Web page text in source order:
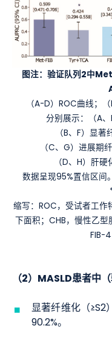
图注：验证队列2中
（A-D）ROC曲线；
分别展示：（A、
（B、F）显
（C、G）进展期
（D、H）肝
数据呈现95%置信区间
缩写：ROC，受试者工作
下面积；CHB，慢性乙型
FIB-
（2）MASLD患者中
显著纤维化（≥S2
90.2%。